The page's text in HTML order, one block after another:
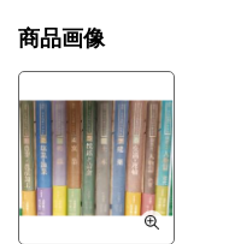
商品画像